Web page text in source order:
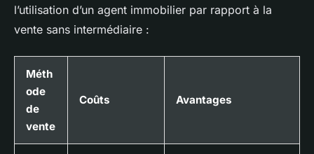
l’utilisation d’un agent immobilier par rapport à la
vente sans intermédiaire :
Méth
ode
de
vente
Coûts Avantages